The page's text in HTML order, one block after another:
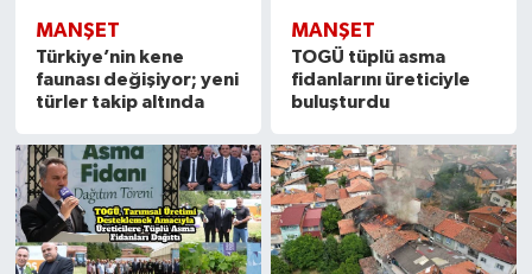
MANŞET
Türkiye’nin kene
faunası değişiyor; yeni
türler takip altında
MANŞET
TOGÜ tüplü asma
fidanlarını üreticiyle
buluşturdu